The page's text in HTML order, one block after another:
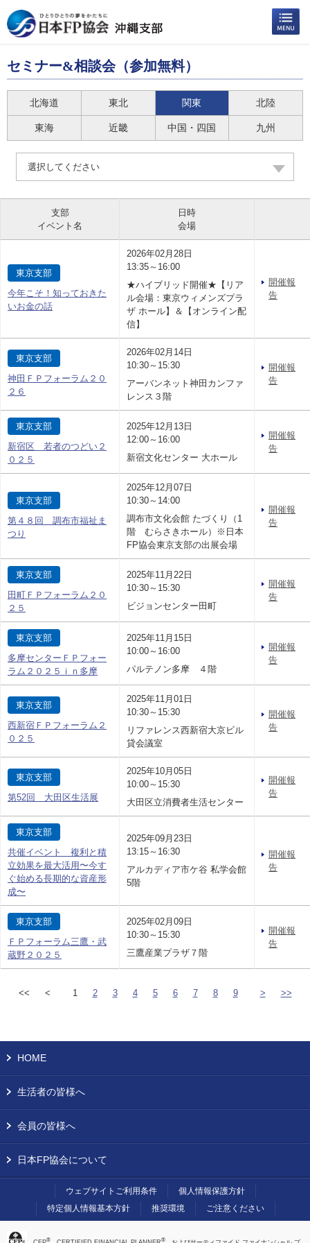
セミナー&相談会（参加無料）
北海道 東北 関東 北陸
東海 近畿 中国・四国 九州
選択してください
支部
イベント名
日時
会場
東京支部
今年こそ！知っておきた
いお金の話
2026年02月28日
13:35～16:00
★ハイブリッド開催★【リア
ル会場：東京ウィメンズプラ
ザ ホール】＆【オンライン配
信】
開催報
告
東京支部
神田ＦＰフォーラム２０
２６
2026年02月14日
10:30～15:30
アーバンネット神田カンファ
レンス３階
開催報
告
東京支部
新宿区 若者のつどい２
０２５
2025年12月13日
12:00～16:00
新宿文化センター 大ホール
開催報
告
東京支部
第４８回 調布市福祉ま
つり
2025年12月07日
10:30～14:00
調布市文化会館 たづくり（1
階 むらさきホール）※日本
FP協会東京支部の出展会場
開催報
告
東京支部
田町ＦＰフォーラム２０
２５
2025年11月22日
10:30～15:30
ビジョンセンター田町
開催報
告
東京支部
多摩センターＦＰフォー
ラム２０２５ｉｎ多摩
2025年11月15日
10:00～16:00
パルテノン多摩 ４階
開催報
告
東京支部
西新宿ＦＰフォーラム２
０２５
2025年11月01日
10:30～15:30
リファレンス西新宿大京ビル
貸会議室
開催報
告
東京支部
第52回 大田区生活展
2025年10月05日
10:00～15:30
大田区立消費者生活センター
開催報
告
東京支部
共催イベント 複利と積
立効果を最大活用〜今す
ぐ始める長期的な資産形
成〜
2025年09月23日
13:15～16:30
アルカディア市ケ谷 私学会館
5階
開催報
告
東京支部
ＦＰフォーラム三鷹・武
蔵野２０２５
2025年02月09日
10:30～15:30
三鷹産業プラザ７階
開催報
告
<< < 1 2 3 4 5 6 7 8 9 > >>
HOME
生活者の皆様へ
会員の皆様へ
日本FP協会について
ウェブサイトご利用条件
個人情報保護方針
特定個人情報基本方針
推奨環境 ご注意ください
® ®